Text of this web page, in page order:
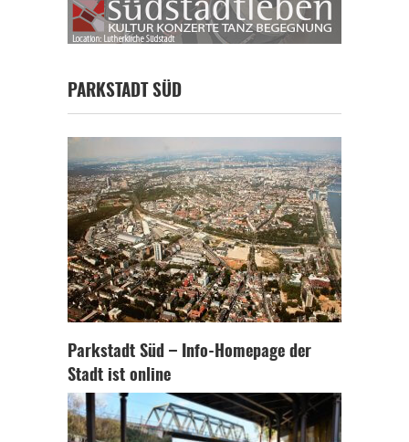
PARKSTADT SÜD
Parkstadt Süd – Info-Homepage der
Stadt ist online